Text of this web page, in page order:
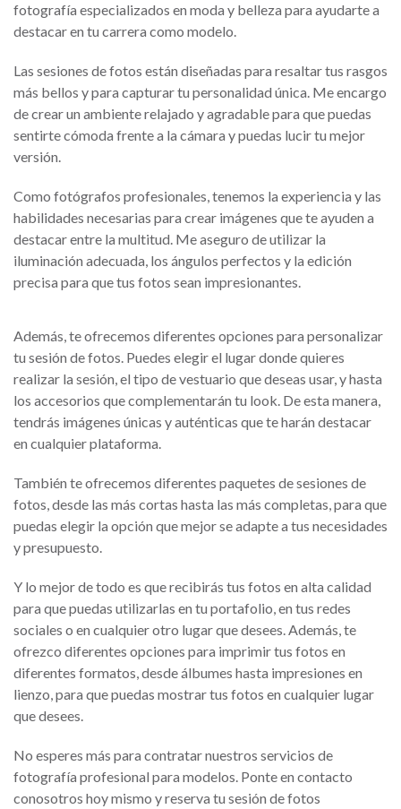
fotografía especializados en moda y belleza para ayudarte a
destacar en tu carrera como modelo.
Las sesiones de fotos están diseñadas para resaltar tus rasgos
más bellos y para capturar tu personalidad única. Me encargo
de crear un ambiente relajado y agradable para que puedas
sentirte cómoda frente a la cámara y puedas lucir tu mejor
versión.
Como fotógrafos profesionales, tenemos la experiencia y las
habilidades necesarias para crear imágenes que te ayuden a
destacar entre la multitud. Me aseguro de utilizar la
iluminación adecuada, los ángulos perfectos y la edición
precisa para que tus fotos sean impresionantes.
Además, te ofrecemos diferentes opciones para personalizar
tu sesión de fotos. Puedes elegir el lugar donde quieres
realizar la sesión, el tipo de vestuario que deseas usar, y hasta
los accesorios que complementarán tu look. De esta manera,
tendrás imágenes únicas y auténticas que te harán destacar
en cualquier plataforma.
También te ofrecemos diferentes paquetes de sesiones de
fotos, desde las más cortas hasta las más completas, para que
puedas elegir la opción que mejor se adapte a tus necesidades
y presupuesto.
Y lo mejor de todo es que recibirás tus fotos en alta calidad
para que puedas utilizarlas en tu portafolio, en tus redes
sociales o en cualquier otro lugar que desees. Además, te
ofrezco diferentes opciones para imprimir tus fotos en
diferentes formatos, desde álbumes hasta impresiones en
lienzo, para que puedas mostrar tus fotos en cualquier lugar
que desees.
No esperes más para contratar nuestros servicios de
fotografía profesional para modelos. Ponte en contacto
conosotros hoy mismo y reserva tu sesión de fotos